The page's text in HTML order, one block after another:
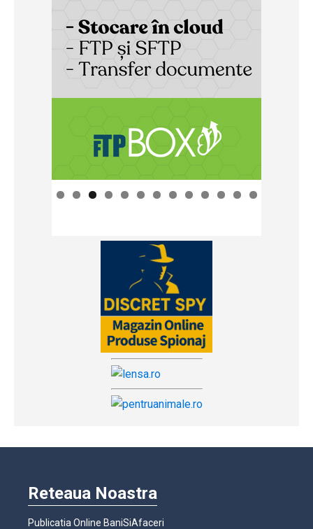
Reteaua Noastra
Publicatia Online BaniSiAfaceri